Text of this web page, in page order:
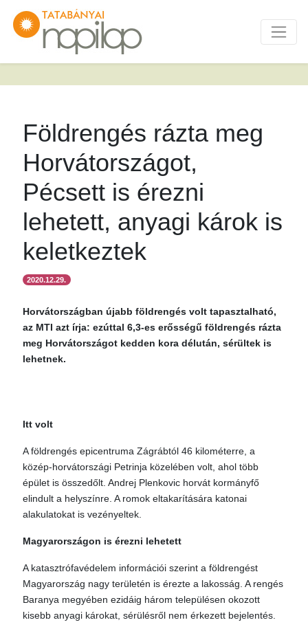
Földrengés rázta meg
Horvátországot,
Pécsett is érezni
lehetett, anyagi károk is
keletkeztek
2020.12.29.
Horvátországban újabb földrengés volt tapasztalható,
az MTI azt írja: ezúttal 6,3-es erősségű földrengés rázta
meg Horvátországot kedden kora délután, sérültek is
lehetnek.
Itt volt
A földrengés epicentruma Zágrábtól 46 kilométerre, a
közép-horvátországi Petrinja közelében volt, ahol több
épület is összedőlt. Andrej Plenkovic horvát kormányfő
elindult a helyszínre. A romok eltakarítására katonai
alakulatokat is vezényeltek.
Magyarországon is érezni lehetett
A katasztrófavédelem információi szerint a földrengést
Magyarország nagy területén is érezte a lakosság. A rengés
Baranya megyében ezidáig három településen okozott
kisebb anyagi károkat, sérülésről nem érkezett bejelentés.